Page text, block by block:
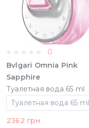
0
Bvlgari Omnia Pink
Sapphire
Туалетная вода 65 ml
Тестер (783320829567)
2362 грн